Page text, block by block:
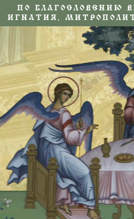
ПО БЛАГОСЛОВЕНИЮ
ИГНАТИЯ,